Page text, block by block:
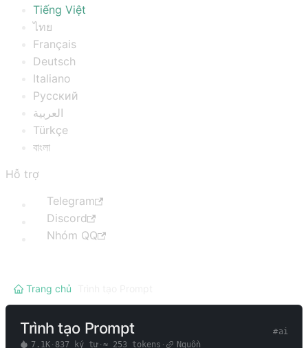
Tiếng Việt
ไทย
Français
Deutsch
Italiano
Русский
العربية
Türkçe
বাংলা
Hỗ trợ
Telegram
Discord
Nhóm QQ
Trang chủ
Trình tạo Prompt #ai
7.1K· 837 ký tự· ≈ 253tokens · Nguồn